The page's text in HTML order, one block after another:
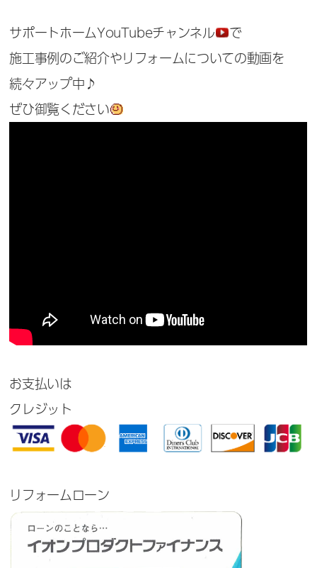
サポートホームYouTubeチャンネル
で
施工事例のご紹介やリフォームについての動画を
続々アップ中♪
ぜひ御覧ください
お支払いは
クレジット
リフォームローン